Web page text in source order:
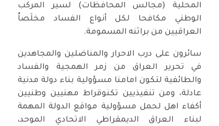
المحلية (مجالس المحافظات) لسير المركب
الوطني مكافحا لكل أنواع الفساد مخلَصاُ
العراقيين من براثنه المسمومة.
سائرون على درب الاحرار والمناضلين والمجاهدين
في تحرير العراق من زمر الهمجية والفساد
والطائفية لتكون امامنا مسؤولية بناء دولة مدنية
عادلة، ومن تنفيذيين تكنوقراط مهنيين وطنيين
أكفاء اهل لحمل مسؤولية مواقع الدولة المهمة
لبناء العراق الديمقراطي الاتحادي الموحد،